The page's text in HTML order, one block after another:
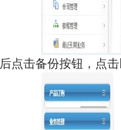
点击备份按钮，点